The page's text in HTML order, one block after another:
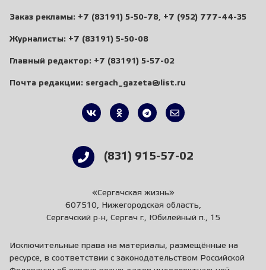
Заказ рекламы: +7 (83191) 5-50-78 +7 (952) 777-44-35
Журналисты: +7 (83191) 5-50-08
Главный редактор: +7 (83191) 5-57-02
Почта редакции: sergach_gazeta@list.ru
(831) 915-57-02
«Сергачская жизнь»
607510, Нижегородская область,
Сергачский р-н, Сергач г., Юбилейный п., 15
Исключительные права на материалы, размещённые на
ресурсе, в соответствии с законодательством Российской